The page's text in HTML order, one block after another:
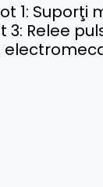
1: Suporţi
3: Relee